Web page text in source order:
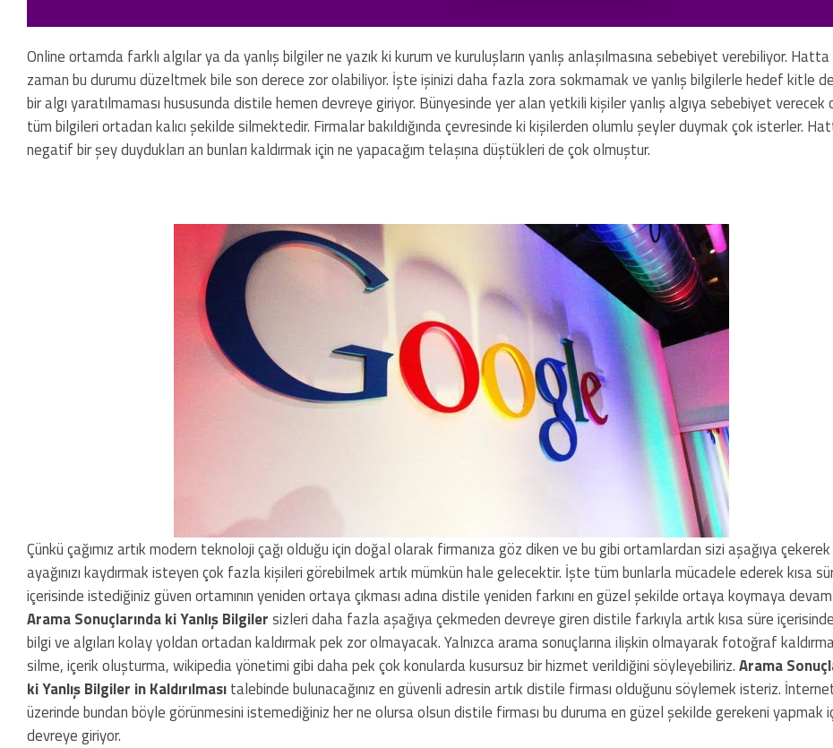
Online ortamda farklı algılar ya da yanlış bilgiler ne yazık ki kurum ve kuruluşların yanlış anlaşılmasına sebebiyet verebiliyor.
zaman bu durumu düzeltmek bile son derece zor olabiliyor. İşte işinizi daha fazla zora sokmamak ve yanlış bilgilerle hedef kitle
bir algı yaratılmaması hususunda distile hemen devreye giriyor. Bünyesinde yer alan yetkili kişiler yanlış algıya sebebiyet verecek
tüm bilgileri ortadan kalıcı şekilde silmektedir. Firmalar bakıldığında çevresinde ki kişilerden olumlu şeyler duymak çok isterler.
negatif bir şey duydukları an bunları kaldırmak için ne yapacağım telaşına düştükleri de çok olmuştur.
Çünkü çağımız artık modern teknoloji çağı olduğu için doğal olarak firmanıza göz diken ve bu gibi ortamlardan sizi aşağıya çekerek
ayağınızı kaydırmak isteyen çok fazla kişileri görebilmek artık mümkün hale gelecektir. İşte tüm bunlarla mücadele ederek kısa
içerisinde istediğiniz güven ortamının yeniden ortaya çıkması adına distile yeniden farkını en güzel şekilde ortaya koymaya
Arama Sonuçlarında ki Yanlış Bilgilersizleri daha fazla aşağıya çekmeden devreye giren distile farkıyla artık kısa süre
bilgi ve algıları kolay yoldan ortadan kaldırmak pek zor olmayacak. Yalnızca arama sonuçlarına ilişkin olmayarak fotoğraf
silme, içerik oluşturma, wikipedia yönetimi gibi daha pek çok konularda kusursuz bir hizmet verildiğini söyleyebiliriz.Arama
ki Yanlış Bilgiler in Kaldırılmasıtalebinde bulunacağınız en güvenli adresin artık distile firması olduğunu söylemek isteriz.
üzerinde bundan böyle görünmesini istemediğiniz her ne olursa olsun distile firması bu duruma en güzel şekilde gerekeni yapmak
devreye giriyor.